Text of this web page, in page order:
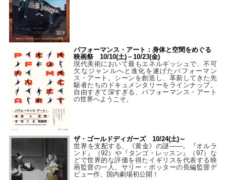
パフォーマンス・アート：身体と空間をめぐる
映画祭 10/10(土)－10/23(金)
現代美術において最もエネルギッシュで、不可
欠なジャンルへと進化を遂げたパフォーマン
ス・アート。シーンを創造し、革新してきた先
駆者たちのドキュメンタリーをラインナップ。
自由すぎて深すぎる、パフォーマンス・アート
の世界へようこそ。
ザ・ゴールドディガーズ 10/24(土)～
世界を支配する、《黄金》の謎――。『オルラ
ンド』（92）や『タンゴ・レッスン』（97）な
どで世界的な評価を得たイギリスを代表する映
画監督の一人、サリー・ポッターの長編監督デ
ビュー作、国内劇場初公開！